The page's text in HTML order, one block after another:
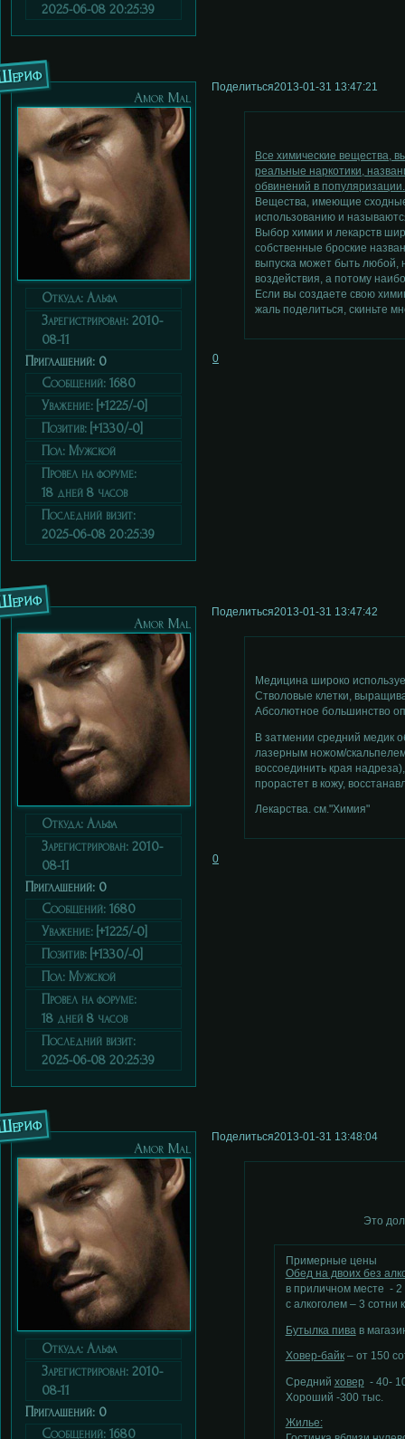
2025-06-08 20:25:39
Поделиться2013-01-31 13:47:21
Аmor Мal
Откуда: Альфа
Зарегистрирован: 2010-
08-11
Приглашений: 0
Сообщений: 1680
Уважение: [+1225/-0]
Позитив: [+1330/-0]
Пол: Мужской
Провел на форуме:
18 дней 8 часов
Последний визит:
2025-06-08 20:25:39
Все химические вещества,
реальные наркотики,
обвинений в популяризации.
Вещества, имеющие
использованию и
Выбор химии и лекарств
собственные броские
выпуска может быть любой,
воздействия, а потому
Если вы создаете свою
жаль поделиться, скиньте
0
Поделиться2013-01-31 13:47:42
Аmor Мal
Откуда: Альфа
Зарегистрирован: 2010-
08-11
Приглашений: 0
Сообщений: 1680
Уважение: [+1225/-0]
Позитив: [+1330/-0]
Пол: Мужской
Провел на форуме:
18 дней 8 часов
Последний визит:
2025-06-08 20:25:39
Медицина широко
Стволовые клетки,
Абсолютное большинство
В затмении средний медик
лазерным ножом/
воссоединить края
прорастет в кожу,
Лекарства. см."Химия"
0
Поделиться2013-01-31 13:48:04
Аmor Мal
Откуда: Альфа
Зарегистрирован: 2010-
08-11
Приглашений: 0
Сообщений: 1680
Это
Примерные цены
Обед на двоих без
в приличном месте - 2
с алкоголем – 3 сотни
Бутылка пива в
Ховер-байк– от 150
Средний ховер - 40-
Хороший -300 тыс.
Жилье: